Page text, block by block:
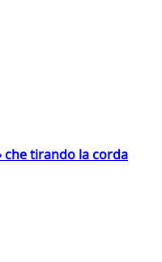
che tirando la corda